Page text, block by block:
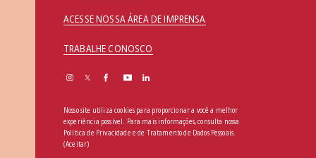
ACESSE NOSSA ÁREA DE IMPRENSA
TRABALHE CONOSCO
Nosso site utiliza cookies para proporcionar a você a melhor
experiência possível. Para mais informações, consulta nossa
Política de Privacidade e de Tratamento de Dados Pessoais
(Aceitar)